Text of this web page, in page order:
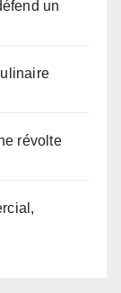
un
révolte